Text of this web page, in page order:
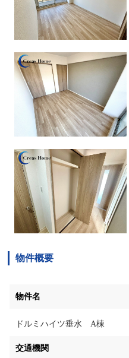
物件概要
物件名
ドルミハイツ垂水 A棟
交通機関